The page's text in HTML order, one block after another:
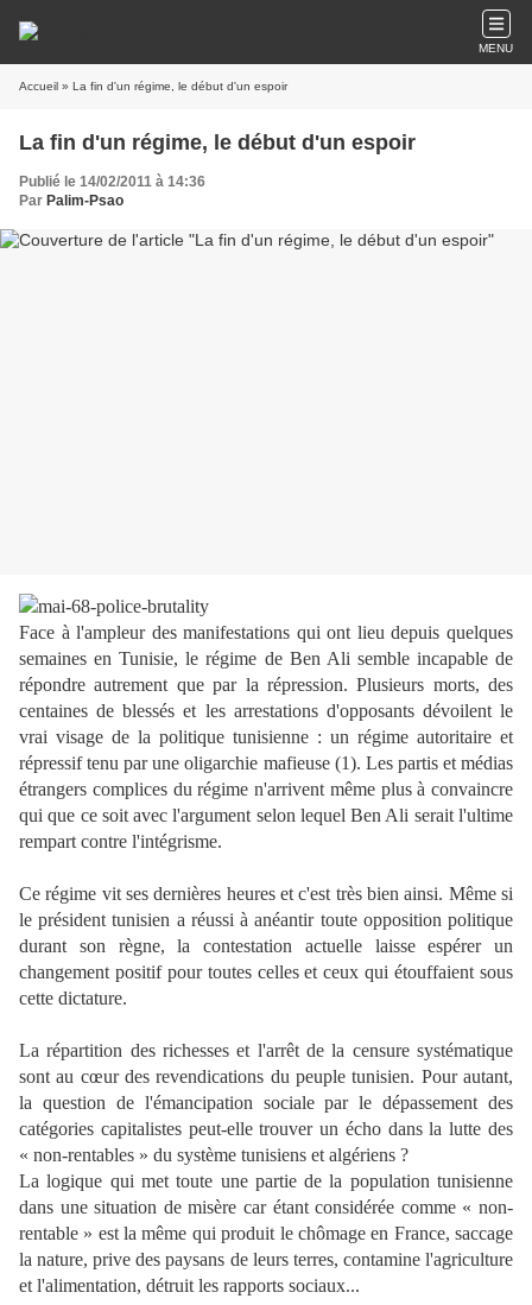
MENU
Accueil » La fin d'un régime, le début d'un espoir
La fin d'un régime, le début d'un espoir
Publié le 14/02/2011 à 14:36
Par Palim-Psao
Face à l'ampleur des manifestations qui ont lieu depuis quelques
semaines en Tunisie, le régime de Ben Ali semble incapable de
répondre autrement que par la répression. Plusieurs morts, des
centaines de blessés et les arrestations d'opposants dévoilent le
vrai visage de la politique tunisienne : un régime autoritaire et
répressif tenu par une oligarchie mafieuse (1). Les partis et médias
étrangers complices du régime n'arrivent même plus à convaincre
qui que ce soit avec l'argument selon lequel Ben Ali serait l'ultime
rempart contre l'intégrisme.
Ce régime vit ses dernières heures et c'est très bien ainsi. Même si
le président tunisien a réussi à anéantir toute opposition politique
durant son règne, la contestation actuelle laisse espérer un
changement positif pour toutes celles et ceux qui étouffaient sous
cette dictature.
La répartition des richesses et l'arrêt de la censure systématique
sont au cœur des revendications du peuple tunisien. Pour autant,
la question de l'émancipation sociale par le dépassement des
catégories capitalistes peut-elle trouver un écho dans la lutte des
« non-rentables » du système tunisiens et algériens ?
La logique qui met toute une partie de la population tunisienne
dans une situation de misère car étant considérée comme « non-
rentable » est la même qui produit le chômage en France, saccage
la nature, prive des paysans de leurs terres, contamine l'agriculture
et l'alimentation, détruit les rapports sociaux...